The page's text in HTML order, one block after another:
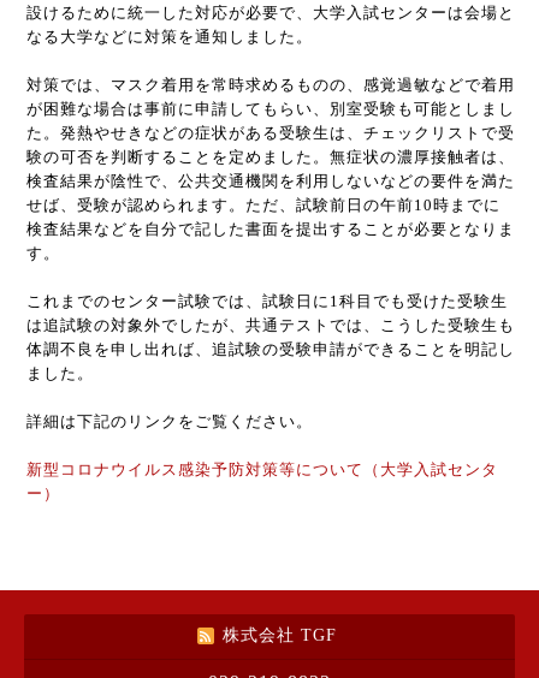
設けるために統一した対応が必要で、大学入試センターは会場と
なる大学などに対策を通知しました。
対策では、マスク着用を常時求めるものの、感覚過敏などで着用
が困難な場合は事前に申請してもらい、別室受験も可能としまし
た。発熱やせきなどの症状がある受験生は、チェックリストで受
験の可否を判断することを定めました。無症状の濃厚接触者は、
検査結果が陰性で、公共交通機関を利用しないなどの要件を満た
せば、受験が認められます。ただ、試験前日の午前10時までに
検査結果などを自分で記した書面を提出することが必要となりま
す。
これまでのセンター試験では、試験日に1科目でも受けた受験生
は追試験の対象外でしたが、共通テストでは、こうした受験生も
体調不良を申し出れば、追試験の受験申請ができることを明記し
ました。
詳細は下記のリンクをご覧ください。
新型コロナウイルス感染予防対策等について（大学入試センタ
ー）
株式会社 TGF